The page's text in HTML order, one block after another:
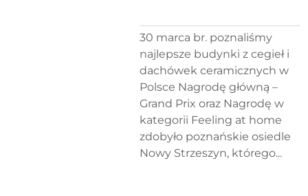
30 marca br. poznaliśmy
najlepsze budynki z cegieł i
dachówek ceramicznych w
Polsce Nagrodę główną –
Grand Prix oraz Nagrodę w
kategorii Feeling at home
zdobyło poznańskie osiedle
Nowy Strzeszyn, którego...